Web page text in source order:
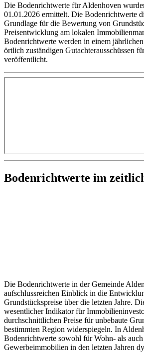
Die Bodenrichtwerte für Aldenhoven
01.01.2026 ermittelt. Die Bodenrichtwerte
Grundlage für die Bewertung von
Preisentwicklung am lokalen
Bodenrichtwerte werden in einem
örtlich zuständigen Gutachterausschüssen
veröffentlicht.
Bodenrichtwerte im
Die Bodenrichtwerte in der Gemeinde
aufschlussreichen Einblick in die
Grundstückspreise über die letzten Jahre.
wesentlicher Indikator für
durchschnittlichen Preise für unbebaute
bestimmten Region widerspiegeln. In
Bodenrichtwerte sowohl für Wohn- als
Gewerbeimmobilien in den letzten Jahren